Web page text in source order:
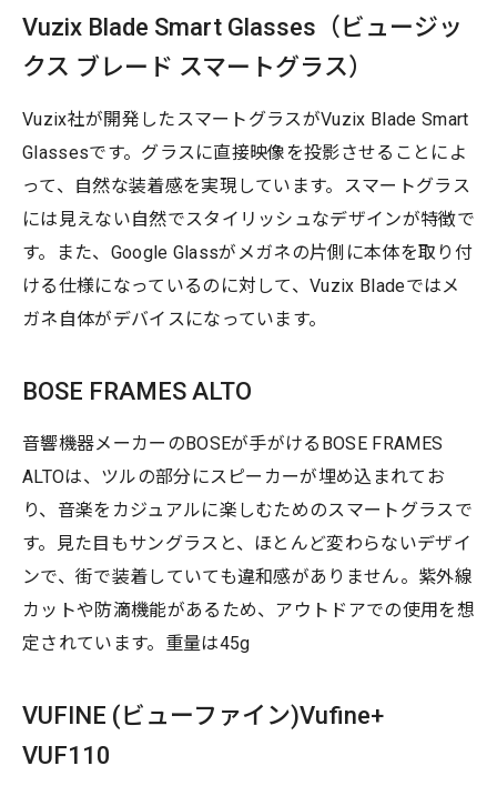
Vuzix Blade Smart Glasses（ビュージッ
クス ブレード スマートグラス）
Vuzix社が開発したスマートグラスがVuzix Blade Smart
Glassesです。グラスに直接映像を投影させることによ
って、自然な装着感を実現しています。スマートグラス
には見えない自然でスタイリッシュなデザインが特徴で
す。また、Google Glassがメガネの片側に本体を取り付
ける仕様になっているのに対して、Vuzix Bladeではメ
ガネ自体がデバイスになっています。
BOSE FRAMES ALTO
音響機器メーカーのBOSEが手がけるBOSE FRAMES
ALTOは、ツルの部分にスピーカーが埋め込まれてお
り、音楽をカジュアルに楽しむためのスマートグラスで
す。見た目もサングラスと、ほとんど変わらないデザイ
ンで、街で装着していても違和感がありません。紫外線
カットや防滴機能があるため、アウトドアでの使用を想
定されています。重量は45g
VUFINE (ビューファイン)Vufine+
VUF110